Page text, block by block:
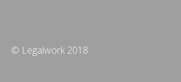
© Legalwork 2018